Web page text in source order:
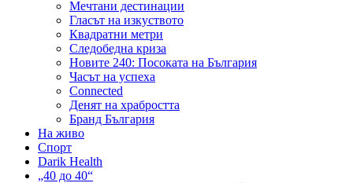
Мечтани дестинации
Гласът на изкуството
Квадратни метри
Следобедна криза
Новите 240: Посоката на България
Часът на успеха
Connected
Денят на храбростта
Бранд България
На живо
Спорт
Darik Health
„40 до 40“